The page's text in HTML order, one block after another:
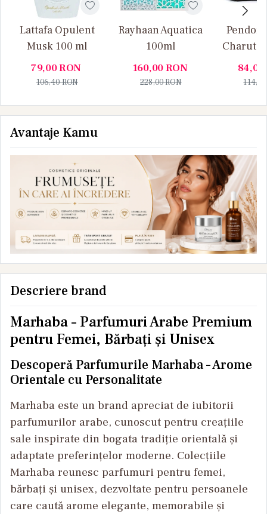
Lattafa Opulent
Musk 100 ml
79,00RON
106,40RON
Rayhaan Aquatica
100ml
160,00RON
228,00RON
Charuto
84,00
Avantaje Kamu
Descriere brand
Marhaba – Parfumuri Arabe Premium
pentru Femei, Bărbați și Unisex
Descoperă Parfumurile Marhaba – Arome
Orientale cu Personalitate
Marhaba este un brand apreciat de iubitorii
parfumurilor arabe, cunoscut pentru creațiile
sale inspirate din bogata tradiție orientală și
adaptate preferințelor moderne. Colecțiile
Marhaba reunesc parfumuri pentru femei,
bărbați și unisex, dezvoltate pentru persoanele
care caută arome elegante, memorabile și